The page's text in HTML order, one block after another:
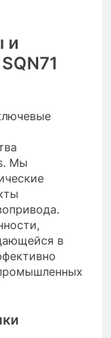
и
Мы
в